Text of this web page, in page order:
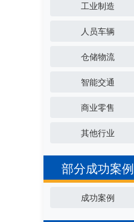
工业制造
人员车辆
仓储物流
智能交通
商业零售
其他行业
部分成功案例
成功案例